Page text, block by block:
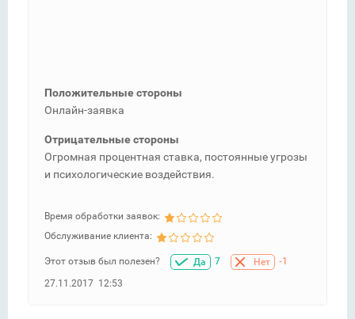
Положительные стороны
Онлайн-заявка
Отрицательные стороны
Огромная процентная ставка, постоянные угрозы
и психологические воздействия.
Время обработки заявок:
Обслуживание клиента:
Этот отзыв был полезен? Да 7 Нет
-1
27.11.2017 12:53